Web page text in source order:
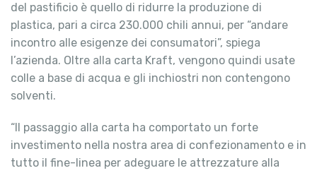
del pastificio è quello di ridurre la produzione di
plastica, pari a circa 230.000 chili annui, per “andare
incontro alle esigenze dei consumatori”, spiega
l’azienda. Oltre alla carta Kraft, vengono quindi usate
colle a base di acqua e gli inchiostri non contengono
solventi.
“Il passaggio alla carta ha comportato un forte
investimento nella nostra area di confezionamento e in
tutto il fine-linea per adeguare le attrezzature alla